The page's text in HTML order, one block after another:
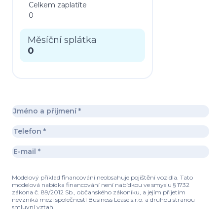
Celkem zaplatíte
0
Měsíční splátka
0
Modelový příklad financování neobsahuje pojištění vozidla. Tato
modelová nabídka financování není nabídkou ve smyslu § 1732
zákona č. 89/2012 Sb., občanského zákoníku, a jejím přijetím
nevzniká mezi společností Business Lease s.r.o. a druhou stranou
smluvní vztah.